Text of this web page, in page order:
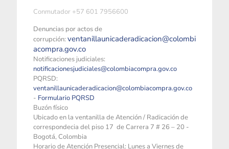
Conmutador +57 601 7956600
Denuncias por actos de
corrupción: ventanillaunicaderadicacion@colombi
acompra.gov.co
Notificaciones judiciales:
notificacionesjudiciales@colombiacompra.gov.co
PQRSD:
ventanillaunicaderadicacion@colombiacompra.gov.co
- Formulario PQRSD
Buzón físico
Ubicado en la ventanilla de Atención / Radicación de
correspondecia del piso 17 de Carrera 7 # 26 – 20 -
Bogotá, Colombia
Horario de Atención Presencial: Lunes a Viernes de